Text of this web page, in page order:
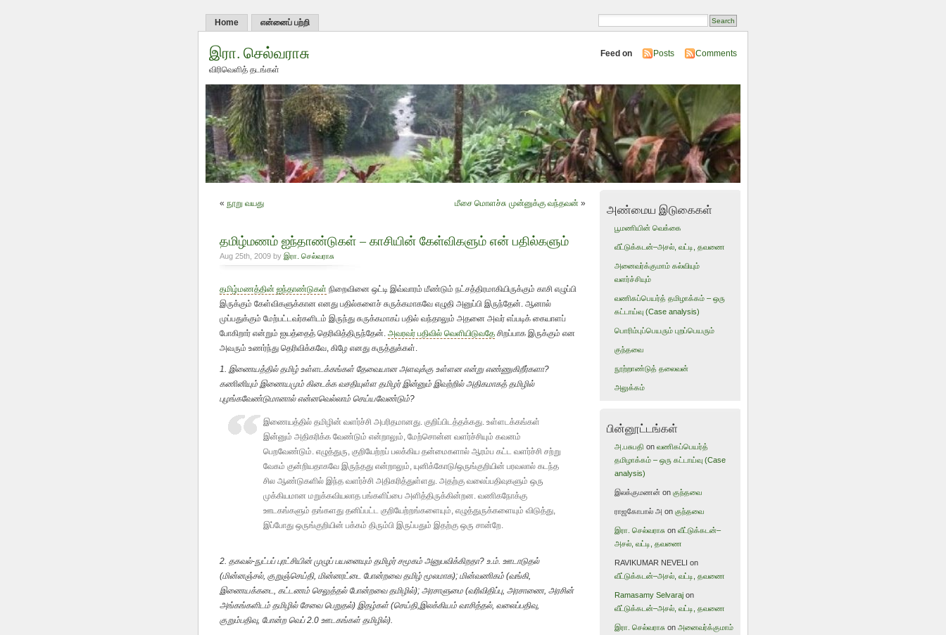
Home என்னைப் பற்றி
இரா. செல்வராசு
விரிவெளித் தடங்கள்
Feed on Posts Comments
« நூறு வயது மீசை மொளச்சு முன்னுக்கு வந்தவன் »
தமிழ்மணம் ஐந்தாண்டுகள் – காசியின் கேள்விகளும் என் பதில்களும்
Aug 25th, 2009 by இரா. செல்வராசு
தமிழ்மணத்தின் ஐந்தாண்டுகள் நிறைவினை ஒட்டி இவ்வாரம் மீண்டும் நட்சத்திரமாகியிருக்கும் காசி எழுப்பி
இருக்கும் கேள்விகளுக்கான எனது பதில்களைச் சுருக்கமாகவே எழுதி அனுப்பி இருந்தேன். ஆனால்
முப்பதுக்கும் மேற்பட்டவர்களிடம் இருந்து சுருக்கமாகப் பதில் வந்தாலும் அதனை அவர் எப்படிக் கையாளப்
போகிறார் என்றும் ஐயத்தைத் தெரிவித்திருந்தேன். அவரவர் பதிவில் வெளியிடுவதே சிறப்பாக இருக்கும் என
அவரும் உணர்ந்து தெரிவிக்கவே, கிழே எனது கருத்துக்கள்.
1. இணையத்தில் தமிழ் உள்ளடக்கங்கள் தேவையான அளவுக்கு உள்ளன என்று எண்ணுகிறீர்களா?
கணினியும் இணையமும் கிடைக்க வசதியுள்ள தமிழர் இன்னும் இவற்றில் அதிகமாகத் தமிழில்
புழங்கவேண்டுமானால் என்னவெல்லாம் செய்யவேண்டும்?
இணையத்தில் தமிழின் வளர்ச்சி அபரிதமானது. குறிப்பிடத்தக்கது. உள்ளடக்கங்கள்
இன்னும் அதிகரிக்க வேண்டும் என்றாலும், மேற்சொன்ன வளர்ச்சியும் கவனம்
பெறவேண்டும். எழுத்துரு, குறியேற்றப் பலக்கிய தன்மைகளால் ஆரம்ப கட்ட வளர்ச்சி சற்று
வேகம் குன்றியதாகவே இருந்தது என்றாலும், யுனிக்கோடு/ஒருங்குறியின் பரவலால் கடந்த
சில ஆண்டுகளில் இந்த வளர்ச்சி அதிகரித்துள்ளது. அதற்கு வலைப்பதிவுகளும் ஒரு
முக்கியமான மறுக்கவியலாத பங்களிப்பை அளித்திருக்கின்றன. வணிகநோக்கு
ஊடகங்களும் தங்களது தனிப்பட்ட குறியேற்றங்களையும், எழுத்துருக்களையும் விடுத்து,
இப்போது ஒருங்குறியின் பக்கம் திரும்பி இருப்பதும் இதற்கு ஒரு சான்றே.
2. தகவல்-நுட்பப் புரட்சியின் முழுப் பயனையும் தமிழர் சமூகம் அனுபவிக்கிறதா? உ.ம். ஊடாடுதல்
(மின்னஞ்சல், குறுஞ்செய்தி, மின்னரட்டை போன்றவை தமிழ் மூலமாக); மின்வணிகம் (வங்கி,
இணையக்கடை, கட்டணம் செலுத்தல் போன்றவை தமிழில்); அரசாளுமை (வரிவிதிப்பு, அரசாணை, அரசின்
அங்கங்களிடம் தமிழில் சேவை பெறுதல்) இதழ்கள் (செய்தி,இலக்கியம் வாசித்தல், வலைப்பதிவு,
குறும்பதிவு, போன்ற வெப் 2.0 ஊடகங்கள் தமிழில்).
அண்மைய இடுகைகள்
பூமணியின் வெக்கை
வீட்டுக்கடன்–அசல், வட்டி, தவணை
அனைவர்க்குமாம் கல்வியும்
வளர்ச்சியும்
வணிகப்பெயர்த் தமிழாக்கம் – ஒரு
கட்டாய்வு (Case analysis)
பொரிம்புப்பெயரும் புறப்பெயரும்
குந்தவை
நூற்றாண்டுத் தலைவன்
அலுக்கம்
பின்னூட்டங்கள்
அ.பசுபதி on வணிகப்பெயர்த்
தமிழாக்கம் – ஒரு கட்டாய்வு (Case
analysis)
இலக்குமணன் on குந்தவை
ராஜகோபால் அ on குந்தவை
இரா. செல்வராசுon வீட்டுக்கடன்–
அசல், வட்டி, தவணை
RAVIKUMAR NEVELI on
வீட்டுக்கடன்–அசல், வட்டி, தவணை
Ramasamy Selvarajon
வீட்டுக்கடன்–அசல், வட்டி, தவணை
இரா. செல்வராசுon அனைவர்க்குமாம்